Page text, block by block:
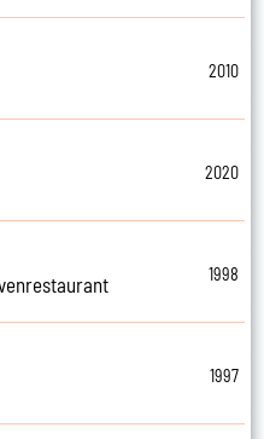
2010
2020
1998
1997